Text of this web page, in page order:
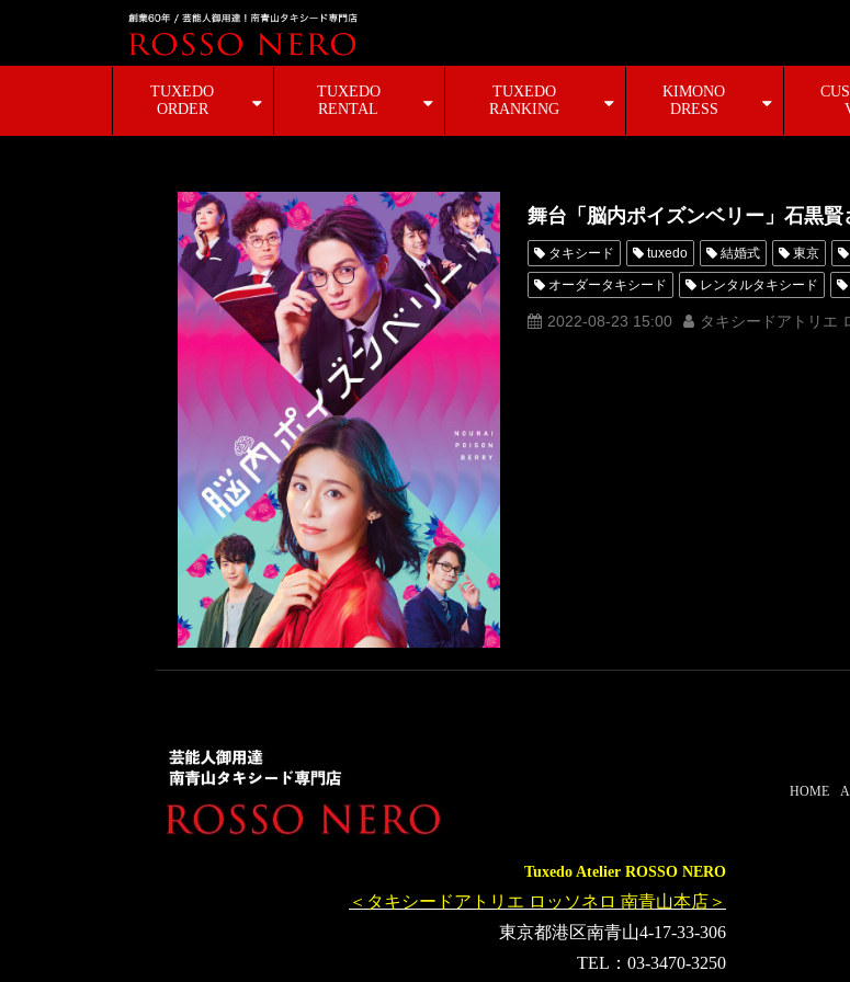
TUXEDO
ORDER
TUXEDO
RENTAL
TUXEDO
RANKING
KIMONO
DRESS
舞台「脳内ポイズンベリー」石黒
タキシード tuxedo 結婚式 東京
オーダータキシード レンタルタキシード
オーダータキシード東京 オーダータキシード
2022-08-23 15:00 タキシードアトリエ
Tuxedo Atelier ROSSO NERO
＜タキシードアトリエ ロッソネロ 南青山本店＞
東京都港区南青山4-17-33-306
TEL：03-3470-3250
HOME